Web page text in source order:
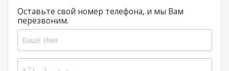
Оставьте свой номер телефона, и мы Вам
перезвоним.